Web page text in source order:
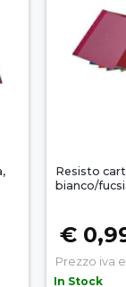
Resisto
bianco/
€
Prezzo iva
In Stock